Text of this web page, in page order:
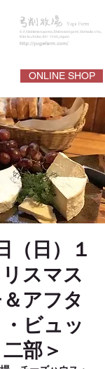
ONLINE SHOP
（日）１
スマス
アフタ
ビュッ
部＞